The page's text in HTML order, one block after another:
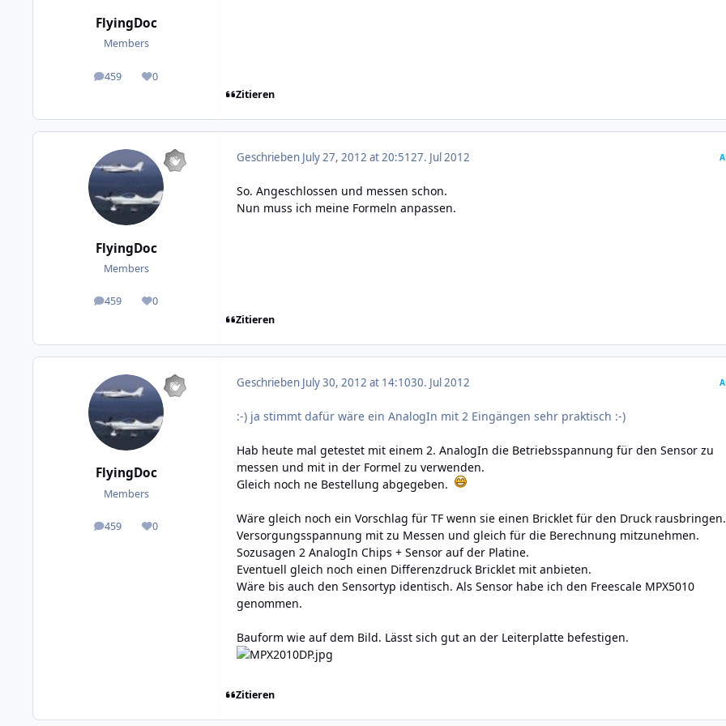
FlyingDoc
Members
459
posts 0
Reputation
Zitieren
FlyingDoc
Members
459
posts 0
Reputation
Geschrieben July 27, 2012 at 20:5127. Jul 2012
So. Angeschlossen und messen schon.
Nun muss ich meine Formeln anpassen.
Zitieren
FlyingDoc
Members
459
posts 0
Reputation
Geschrieben July 30, 2012 at 14:1030. Jul 2012
:-) ja stimmt dafür wäre ein AnalogIn mit 2 Eingängen sehr praktisch :-)
Hab heute mal getestet mit einem 2. AnalogIn die Betriebsspannung für den Sensor zu
messen und mit in der Formel zu verwenden.
Gleich noch ne Bestellung abgegeben.
Wäre gleich noch ein Vorschlag für TF wenn sie einen Bricklet für den Druck
Versorgungsspannung mit zu Messen und gleich für die Berechnung mitzunehmen.
Sozusagen 2 AnalogIn Chips + Sensor auf der Platine.
Eventuell gleich noch einen Differenzdruck Bricklet mit anbieten.
Wäre bis auch den Sensortyp identisch. Als Sensor habe ich den Freescale MPX5010
genommen.
Bauform wie auf dem Bild. Lässt sich gut an der Leiterplatte befestigen.
Zitieren